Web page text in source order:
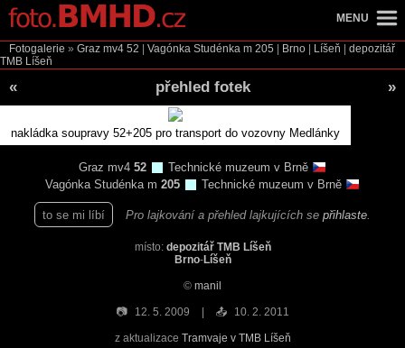
Fotogalerie » Graz mv4 52 Vagónka Studénka m 205 Brno Líšeň
depozitář
TMB Líšeň
« přehled fotek »
nakládka soupravy 52+205 pro transport do vozovny Medlánky
Graz mv4 52
Technické muzeum v Brně
Vagónka Studénka m 205 Technické muzeum v Brně
to se mi líbí Pro lajkování a přehled lajkujících se přihlaste
místo: depozitář TMB Líšeň
Brno-Líšeň
© manil
📷 12. 5. 2009 📤 10. 2. 2011
z aktualizace Tramvaje v TMB Líšeň
MENU